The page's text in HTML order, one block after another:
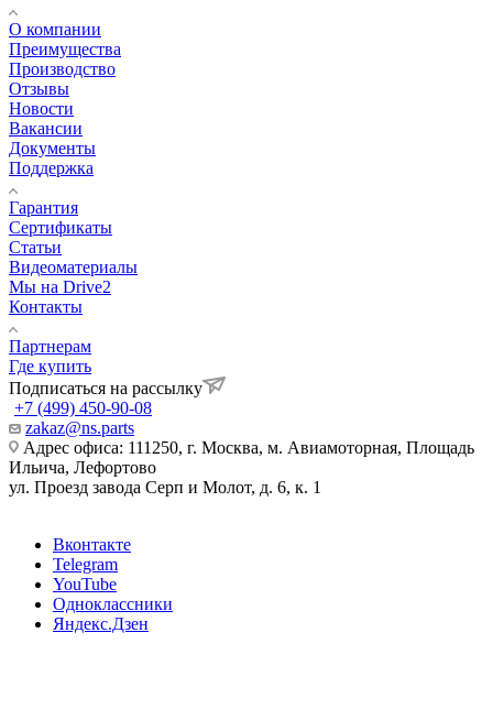
О компании
Преимущества
Производство
Отзывы
Новости
Вакансии
Документы
Поддержка
Гарантия
Сертификаты
Статьи
Видеоматериалы
Мы на Drive2
Контакты
Партнерам
Где купить
Подписаться на рассылку
+7 (499) 450-90-08
zakaz@ns.parts
Адрес офиса: 111250, г. Москва, м. Авиамоторная, Площадь
Ильича, Лефортово
ул. Проезд завода Серп и Молот, д. 6, к. 1
Вконтакте
Telegram
YouTube
Одноклассники
Яндекс.Дзен